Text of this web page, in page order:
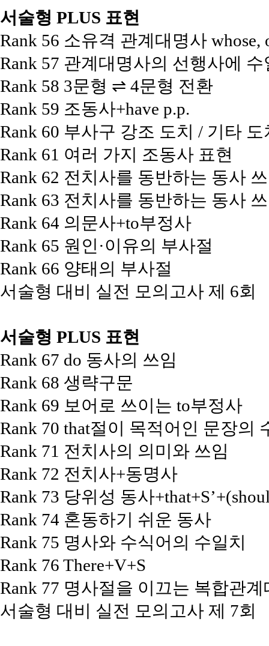
서술형 PLUS 표현
Rank 56 소유격 관계대명사
Rank 57 관계대명사의 선행사에
Rank 58 3문형 ⇌ 4문형 전환
Rank 59 조동사+have p.p.
Rank 60 부사구 강조 도치 / 기타 도
Rank 61 여러 가지 조동사 표현
Rank 62 전치사를 동반하는 동사
Rank 63 전치사를 동반하는 동사
Rank 64 의문사+to부정사
Rank 65 원인·이유의 부사절
Rank 66 양태의 부사절
서술형 대비 실전 모의고사 제 6회
서술형 PLUS 표현
Rank 67 do 동사의 쓰임
Rank 68 생략구문
Rank 69 보어로 쓰이는 to부정사
Rank 70 that절이 목적어인 문장의
Rank 71 전치사의 의미와 쓰임
Rank 72 전치사+동명사
Rank 73 당위성 동사
Rank 74 혼동하기 쉬운 동사
Rank 75 명사와 수식어의 수일치
Rank 76 There+V+S
Rank 77 명사절을 이끄는 복합관
서술형 대비 실전 모의고사 제 7회